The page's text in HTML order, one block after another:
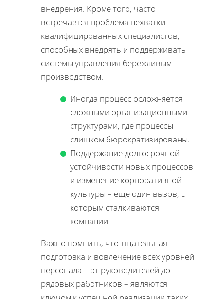
внедрения. Кроме того, часто
встречается проблема нехватки
квалифицированных специалистов,
способных внедрять и поддерживать
системы управления бережливым
производством.
Иногда процесс осложняется
сложными организационными
структурами, где процессы
слишком бюрократизированы.
Поддержание долгосрочной
устойчивости новых процессов
и изменение корпоративной
культуры – еще один вызов, с
которым сталкиваются
компании.
Важно помнить, что тщательная
подготовка и вовлечение всех уровней
персонала – от руководителей до
рядовых работников – являются